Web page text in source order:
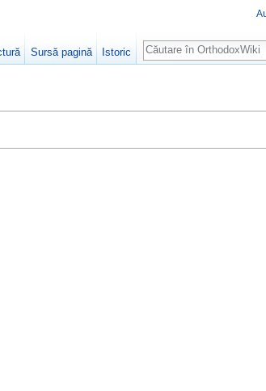
Sursă pagină Istoric
Căutare